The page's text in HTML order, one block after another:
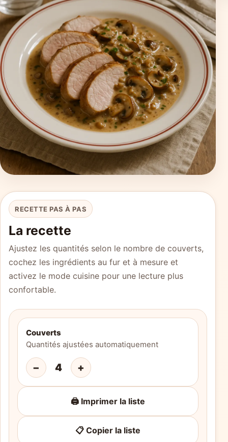
RECETTE PAS À PAS
La recette
Ajustez les quantités selon le nombre de couverts,
cochez les ingrédients au fur et à mesure et
activez le mode cuisine pour une lecture plus
confortable.
Couverts
Quantités ajustées automatiquement
− 4 +
🖨️ Imprimer la liste
📋 Copier la liste